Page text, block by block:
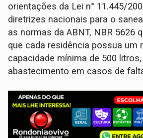
orientações da Lei n° 11.445/
diretrizes nacionais para o
as normas da ABNT, NBR 5626
que cada residência possua um
capacidade mínima de 500
abastecimento em casos de